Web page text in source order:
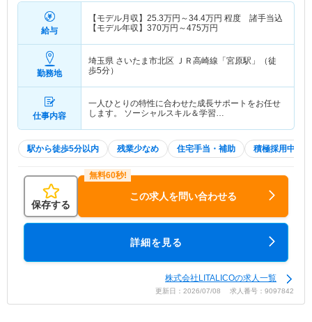
給与
【モデル月収】 25.3万円～34.4万円 程度 諸手当込
【モデル年収】 370万円～475万円
勤務地
埼玉県 さいたま市北区 ＪＲ高崎線「宮原駅」（徒
歩5分）
仕事内容
一人ひとりの特性に合わせた成長サポートをお任せ
します。 ソーシャルスキル＆学習…
駅から徒歩5分以内 残業少なめ 住宅手当・補助 積極採用中
保存する
この求人を問い合わせる
詳細を見る
株式会社LITALICOの求人一覧
更新日：2026/07/08 求人番号：9097842